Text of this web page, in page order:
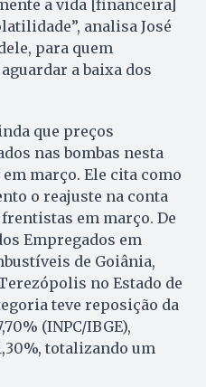
a vida [financeira]
analisa José
para quem
a baixa dos
que preços
nas bombas nesta
março. Ele cita como
o reajuste na conta
em março. De
Empregados em
de Goiânia,
no Estado de
teve reposição da
(INPC/IBGE),
totalizando um